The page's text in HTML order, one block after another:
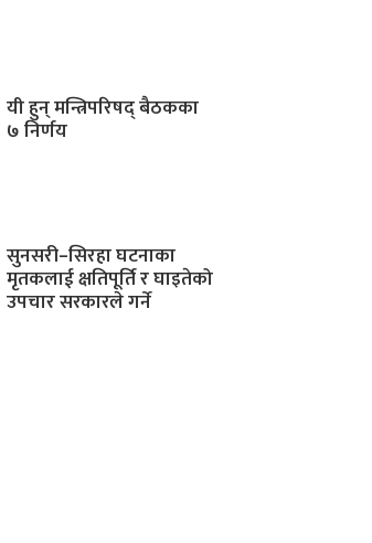
यी हुन् मन्त्रिपरिषद् बैठकका
७ निर्णय
सुनसरी–सिरहा घटनाका
मृतकलाई क्षतिपूर्ति र घाइतेको
उपचार सरकारले गर्ने